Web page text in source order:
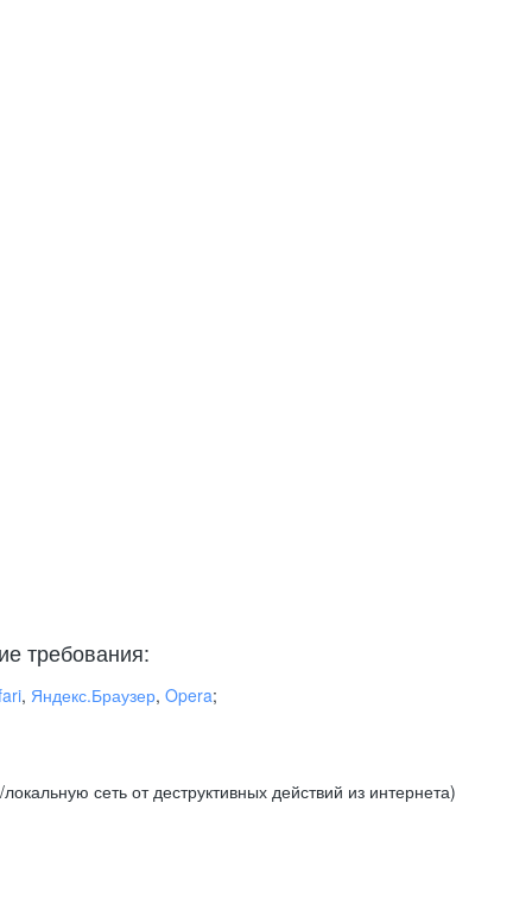
требования:
, Яндекс.Браузер, Opera;
сеть от деструктивных действий из интернета)